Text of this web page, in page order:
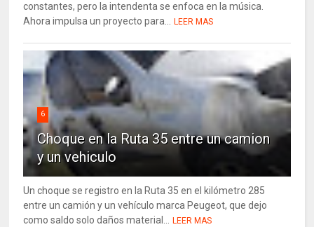
constantes, pero la intendenta se enfoca en la música.
Ahora impulsa un proyecto para... LEER MAS
6
Choque en la Ruta 35 entre un camion
y un vehiculo
Un choque se registro en la Ruta 35 en el kilómetro 285
entre un camión y un vehículo marca Peugeot, que dejo
como saldo solo daños material... LEER MAS